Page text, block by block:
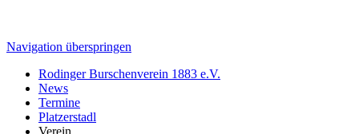
Navigation überspringen
Rodinger Burschenverein 1883 e.V.
News
Termine
Platzerstadl
Verein